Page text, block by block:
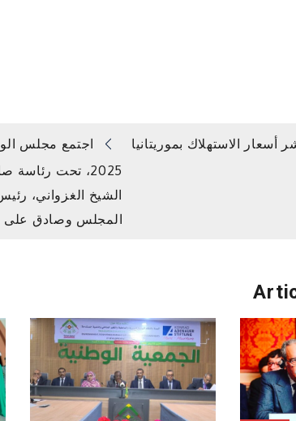
2025، تحت
الشيخ الغزواني،
المجلس وصادق على
الاستهلاك بموريتانيا